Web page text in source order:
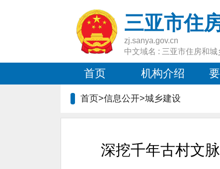
三亚市住
zj.sanya.gov.cn
中文域名 : 三亚市住房和城
首页 机构介绍
首页>信息公开>城乡建设
深挖千年古村文